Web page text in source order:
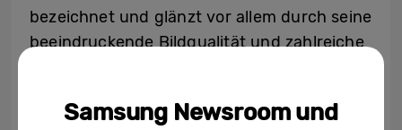
bezeichnet und glänzt vor allem durch seine
beeindruckende Bildqualität und zahlreiche
Netzwelt als Gesamtpaket von hoher
Samsung Newsroom und